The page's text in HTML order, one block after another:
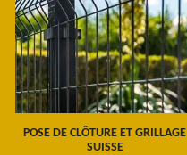
POSE DE CLÔTURE ET GRILLAGE
SUISSE